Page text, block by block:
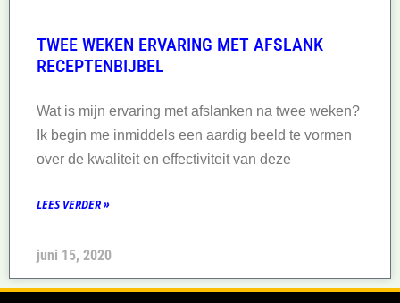
TWEE WEKEN ERVARING MET AFSLANK
RECEPTENBIJBEL
Wat is mijn ervaring met afslanken na twee weken?
Ik begin me inmiddels een aardig beeld te vormen
over de kwaliteit en effectiviteit van deze
LEES VERDER »
juni 15, 2020